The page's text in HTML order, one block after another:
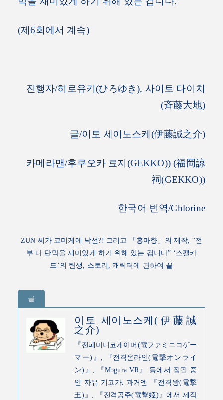
(제6회에서 계속)
진행자/히로유키(ひろゆき), 사이토 다이치
(斉藤大地)
글/이토 세이노스케(伊藤誠之介)
카메라맨/후쿠오카 료지(GEKKO)) (福岡諒
祠(GEKKO))
한국어 번역/Chlorine
ZUN 씨가 코미케에 낙선?! 그리고 「홍마향」의 제작, “전
부 다 탄막을 재미있게 하기 위해 있는 겁니다” ‘스펠카
드’의 탄생, 스토리, 캐릭터에 관하여 끝
글
이토 세이노스케(伊藤誠
之介)
『전패미니코게이머(電ファミニコゲー
マー)』, 『전격온라인(電撃オンライ
ン)』, 『Mogura VR』 등에서 집필 중
인 자유 기고가. 과거엔 『전격왕(電撃
王)』, 『전격공주(電撃姫)』에서 제작